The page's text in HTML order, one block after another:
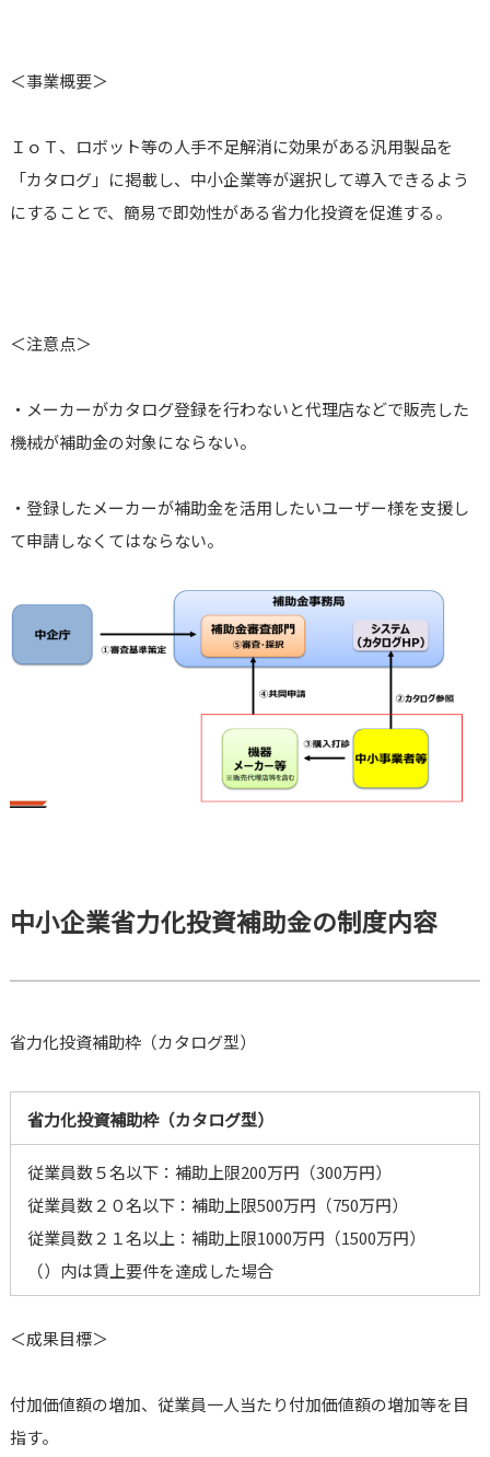
＜事業概要＞
ＩｏＴ、ロボット等の人手不足解消に効果がある汎用製品を
「カタログ」に掲載し、中小企業等が選択して導入できるよう
にすることで、簡易で即効性がある省力化投資を促進する。
＜注意点＞
・メーカーがカタログ登録を行わないと代理店などで販売した
機械が補助金の対象にならない。
・登録したメーカーが補助金を活用したいユーザー様を支援し
て申請しなくてはならない。
中小企業省力化投資補助金の制度内容
省力化投資補助枠（カタログ型）
省力化投資補助枠（カタログ型）
従業員数５名以下：補助上限200万円（300万円）
従業員数２０名以下：補助上限500万円（750万円）
従業員数２１名以上：補助上限1000万円（1500万円）
（）内は賃上要件を達成した場合
＜成果目標＞
付加価値額の増加、従業員一人当たり付加価値額の増加等を目
指す。